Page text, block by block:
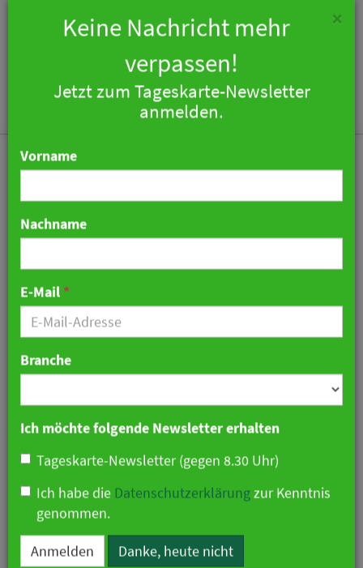
Benchmarking-Feature
setzt neue Maßstäbe im
Ferientourismus
Pressemitteilung
×
Keine Nachricht mehr
verpassen!
Jetzt zum Tageskarte-Newsletter
anmelden.
Vorname
Nachname
E-Mail*
Branche
Ich möchte folgende Newsletter erhalten
Tageskarte-Newsletter (gegen 8.30 Uhr)
Ich habe die Datenschutzerklärungzur Kenntnis
genommen.
Anmelden Danke, heute nicht